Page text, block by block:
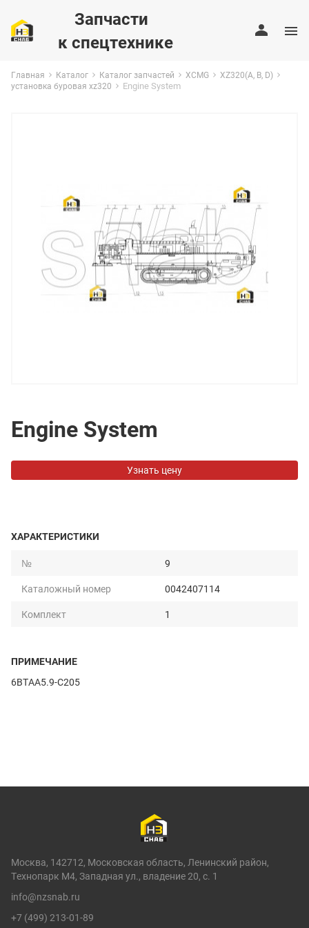
Запчасти
к спецтехнике
Главная Каталог Каталог запчастей XCMG
XZ320(A, B, D)
установка буровая xz320
Engine System
Engine System
Узнать цену
ХАРАКТЕРИСТИКИ
№
9
Каталожный номер
0042407114
Комплект
1
ПРИМЕЧАНИЕ
6BTAA5.9-C205
Москва, 142712, Московская область, Ленинский район,
Технопарк М4, Западная ул., владение 20, с. 1
info@nzsnab.ru
+7 (499) 213-01-89